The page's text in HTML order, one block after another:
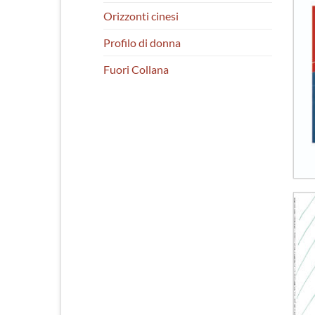
Orizzonti cinesi
Profilo di donna
Fuori Collana